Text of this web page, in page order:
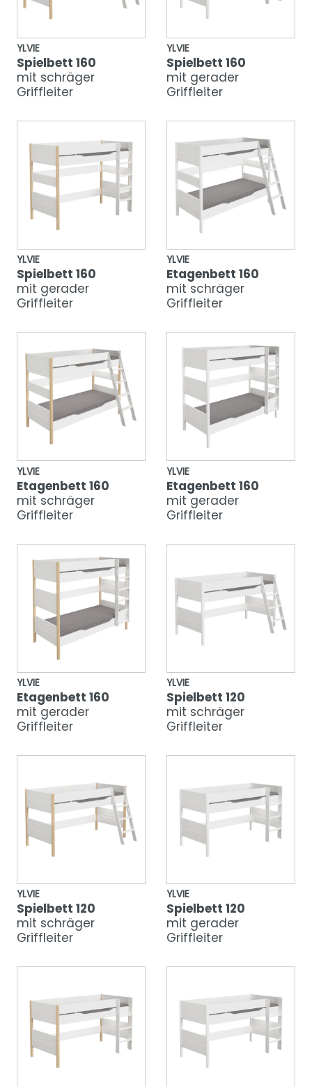
YLVIE
Spielbett 160
mit schräger
Griffleiter
YLVIE
Spielbett 160
mit gerader
Griffleiter
YLVIE
Spielbett 160
mit gerader
Griffleiter
YLVIE
Etagenbett 160
mit schräger
Griffleiter
YLVIE
Etagenbett 160
mit schräger
Griffleiter
YLVIE
Etagenbett 160
mit gerader
Griffleiter
YLVIE
Etagenbett 160
mit gerader
Griffleiter
YLVIE
Spielbett 120
mit schräger
Griffleiter
YLVIE
Spielbett 120
mit schräger
Griffleiter
YLVIE
Spielbett 120
mit gerader
Griffleiter